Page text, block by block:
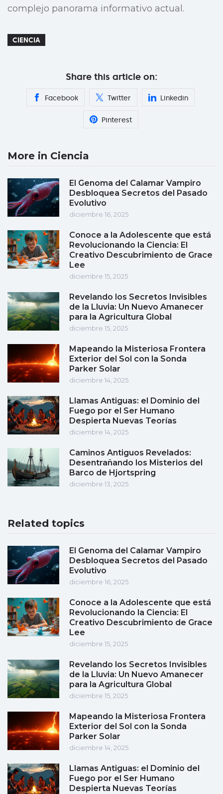
complejo panorama informativo actual.
CIENCIA
Share this article on:
Facebook Twitter Linkedin
Pinterest
More in Ciencia
El Genoma del Calamar Vampiro
Desbloquea Secretos del Pasado
Evolutivo
diciembre 16, 2025
Conoce a la Adolescente que está
Revolucionando la Ciencia: El
Creativo Descubrimiento de Grace
Lee
diciembre 15, 2025
Revelando los Secretos Invisibles
de la Lluvia: Un Nuevo Amanecer
para la Agricultura Global
diciembre 15, 2025
Mapeando la Misteriosa Frontera
Exterior del Sol con la Sonda
Parker Solar
diciembre 14, 2025
Llamas Antiguas: el Dominio del
Fuego por el Ser Humano
Despierta Nuevas Teorías
diciembre 14, 2025
Caminos Antiguos Revelados:
Desentrañando los Misterios del
Barco de Hjortspring
diciembre 13, 2025
Related topics
El Genoma del Calamar Vampiro
Desbloquea Secretos del Pasado
Evolutivo
diciembre 16, 2025
Conoce a la Adolescente que está
Revolucionando la Ciencia: El
Creativo Descubrimiento de Grace
Lee
diciembre 15, 2025
Revelando los Secretos Invisibles
de la Lluvia: Un Nuevo Amanecer
para la Agricultura Global
diciembre 15, 2025
Mapeando la Misteriosa Frontera
Exterior del Sol con la Sonda
Parker Solar
diciembre 14, 2025
Llamas Antiguas: el Dominio del
Fuego por el Ser Humano
Despierta Nuevas Teorías